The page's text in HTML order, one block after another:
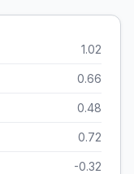
1.02
0.66
0.48
0.72
-0.32